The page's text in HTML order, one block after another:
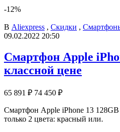
-12%
В Aliexpress , Скидки ,
09.02.2022 20:50
Смартфон Apple
классной цене
65 891 ₽ 74 450 ₽
Смартфон Apple iPhone 13
только 2 цвета: красный или.